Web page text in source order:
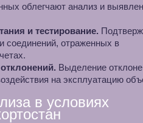
облегчают анализ и
и тестирование.
соединений, отраженных в
Выделение
на эксплуатацию
в условиях